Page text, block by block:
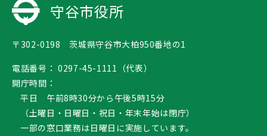
守谷市役所
〒302-0198 茨城県守谷市大柏950番地の1
電話番号： 0297-45-1111（代表）
開庁時間：
平日 午前8時30分から午後5時15分
（土曜日・日曜日・祝日・年末年始は閉庁）
一部の窓口業務は日曜日に実施しています。